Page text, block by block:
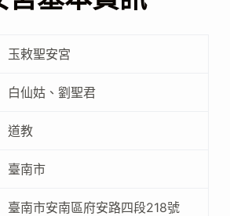
玉敕聖安宮
白仙姑、劉聖君
道教
臺南市
臺南市安南區府安路四段218號